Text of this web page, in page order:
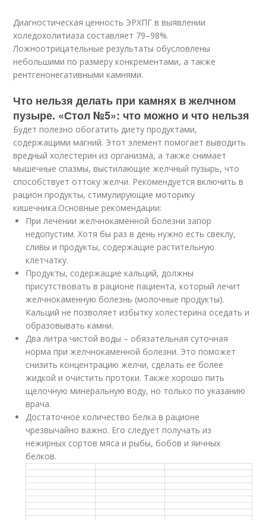
Диагностическая ценность ЭРХПГ в выявлении
холедохолитиаза составляет 79–98%.
Ложноотрицательные результаты обусловлены
небольшими по размеру конкрементами, а также
рентгенонегативными камнями.
Что нельзя делать при камнях в желчном
пузыре. «Стол №5»: что можно и что нельзя
Будет полезно обогатить диету продуктами,
содержащими магний. Этот элемент помогает выводить
вредный холестерин из организма, а также снимает
мышечные спазмы, выстилающие желчный пузырь, что
способствует оттоку желчи. Рекомендуется включить в
рацион продукты, стимулирующие моторику
кишечника.Основные рекомендации:
При лечении желчнокаменной болезни запор
недопустим. Хотя бы раз в день нужно есть свеклу,
сливы и продукты, содержащие растительную
клетчатку.
Продукты, содержащие кальций, должны
присутствовать в рационе пациента, который лечит
желчнокаменную болезнь (молочные продукты).
Кальций не позволяет избытку холестерина оседать и
образовывать камни.
Два литра чистой воды – обязательная суточная
норма при желчнокаменной болезни. Это поможет
снизить концентрацию желчи, сделать ее более
жидкой и очистить протоки. Также хорошо пить
щелочную минеральную воду, но только по указанию
врача.
Достаточное количество белка в рационе
чрезвычайно важно. Его следует получать из
нежирных сортов мяса и рыбы, бобов и яичных
белков.